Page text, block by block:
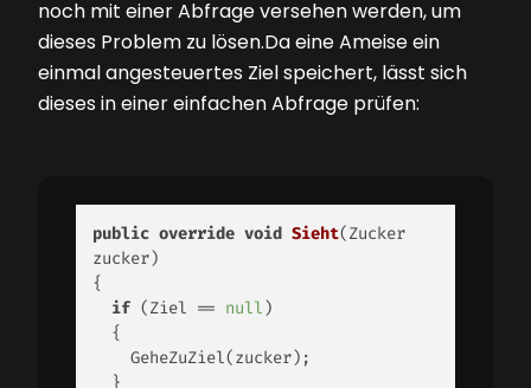
noch mit einer Abfrage versehen werden, um
dieses Problem zu lösen.Da eine Ameise ein
einmal angesteuertes Ziel speichert, lässt sich
dieses in einer einfachen Abfrage prüfen:
public override void Sieht(Zucker
zucker)
{
if (Ziel == null)